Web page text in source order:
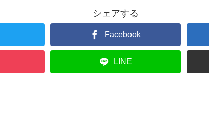
シェアする
Facebook
LINE